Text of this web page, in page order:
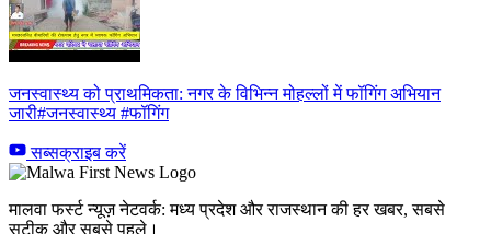
जनस्वास्थ्य को प्राथमिकता: नगर के विभिन्न मोहल्लों में फॉगिंग अभियान
जारी#जनस्वास्थ्य #फॉगिंग
सब्सक्राइब करें
मालवा फर्स्ट न्यूज़ नेटवर्क: मध्य प्रदेश और राजस्थान की हर खबर, सबसे
सटीक और सबसे पहले।